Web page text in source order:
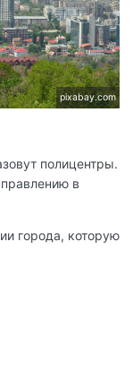
pixabay.com
полицентры.
в
города, которую